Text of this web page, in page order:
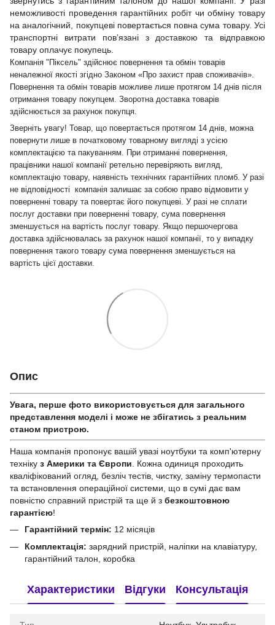
неможливості проведення гарантійних робіт чи обміну товару
на аналогічний, покупцеві повертається повна сума товару. Усі
транспортні витрати пов’язані з доставкою та відправкою
товару оплачує покупець.
Компанія "Піксель" здійснює повернення та обмін товарів
неналежної якості згідно Законом «Про захист прав споживачів».
Повернення та обмін товарів можливе лише протягом 14 днів після
отримання товару покупцем. Зворотна доставка товарів
здійснюється за рахунок покупця.
Зверніть увагу! Товар, що повертається протягом 14 днів, можна
повернути лише в початковому товарному вигляді з усією
комплектацією та пакуванням. При отриманні повернення,
працівники нашої компанії ретельно перевіряють вигляд,
комплектацію товару, наявність технічних гарантійних пломб. У разі
не відповідності компанія залишає за собою право відмовити у
поверненні товару та повертає його покупцеві. У разі не сплати
послуг доставки при поверненні товару, сума повернення
зменшується на вартість послуг товару. Якщо першочергова
доставка здійснювалась за рахунок нашої компанії, то у випадку
повернення такого товару сума повернення зменшується на
вартість цієї доставки.
Опис
Увага, перше фото використовується для загального
представлення моделі і може не збігатись з реальним
станом приcтрою.
Наша компанія пропонує вашій увазі ноутбуки та комп'ютерну
техніку з Америки та Європи . Кожна одиниця проходить
кваліфікований огляд, безліч тестів, чистку, заміну термопасти
та встановлення операційної системи, що в сумі дає вам
повністю справний пристрій та ще й з безкоштовною
гарантією!
Гарантійний термін: 12 місяців
Комплектація: зарядний пристрій, наліпки на клавіатуру,
гарантійний талон, коробка
Характеристики Відгуки Консультація